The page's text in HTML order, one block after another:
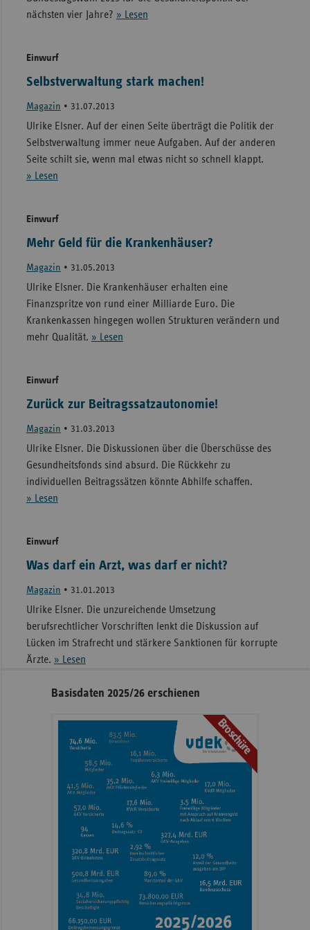
nächsten vier Jahre? » Lesen
Einwurf
Selbstverwaltung stark machen!
Magazin • 31.07.2013
Ulrike Elsner. Auf der einen Seite überträgt die Politik der
Selbstverwaltung immer neue Aufgaben. Auf der anderen
Seite schilt sie, wenn mal etwas nicht so schnell klappt.
» Lesen
Einwurf
Mehr Geld für die Krankenhäuser?
Magazin • 31.05.2013
Ulrike Elsner. Die Krankenhäuser erhalten eine
Finanzspritze von rund einer Milliarde Euro. Die
Krankenkassen hingegen wollen Strukturen verändern und
mehr Qualität. » Lesen
Einwurf
Zurück zur Beitragssatzautonomie!
Magazin • 31.03.2013
Ulrike Elsner. Die Diskussionen über die Überschüsse des
Gesundheitsfonds sind absurd. Die Rückkehr zu
individuellen Beitragssätzen könnte Abhilfe schaffen.
» Lesen
Einwurf
Was darf ein Arzt, was darf er nicht?
Magazin • 31.01.2013
Ulrike Elsner. Die unzureichende Umsetzung
berufsrechtlicher Vorschriften lenkt die Diskussion auf
Lücken im Strafrecht und stärkere Sanktionen für korrupte
Ärzte. » Lesen
Seitennavigation
Seitenleiste
Informationen
Basisdaten 2025/26 erschienen
Broschüre